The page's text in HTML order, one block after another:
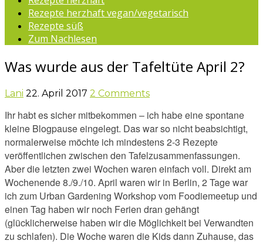
Rezepte herzhaft vegan/vegetarisch
Rezepte süß
Zum Nachlesen
Was wurde aus der Tafeltüte April 2?
Lani 22. April 2017 2 Comments
Ihr habt es sicher mitbekommen – ich habe eine spontane
kleine Blogpause eingelegt. Das war so nicht beabsichtigt,
normalerweise möchte ich mindestens 2-3 Rezepte
veröffentlichen zwischen den Tafelzusammenfassungen.
Aber die letzten zwei Wochen waren einfach voll. Direkt am
Wochenende 8./9./10. April waren wir in Berlin, 2 Tage war
ich zum Urban Gardening Workshop vom Foodiemeetup und
einen Tag haben wir noch Ferien dran gehängt
(glücklicherweise haben wir die Möglichkeit bei Verwandten
zu schlafen). Die Woche waren die Kids dann Zuhause, das